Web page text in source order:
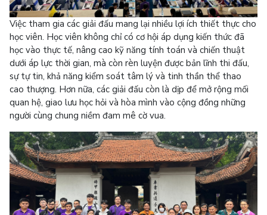
Việc tham gia các giải đấu mang lại nhiều lợi ích thiết thực cho
học viên. Học viên không chỉ có cơ hội áp dụng kiến thức đã
học vào thực tế, nâng cao kỹ năng tính toán và chiến thuật
dưới áp lực thời gian, mà còn rèn luyện được bản lĩnh thi đấu,
sự tự tin, khả năng kiểm soát tâm lý và tinh thần thể thao
cao thượng. Hơn nữa, các giải đấu còn là dịp để mở rộng mối
quan hệ, giao lưu học hỏi và hòa mình vào cộng đồng những
người cùng chung niềm đam mê cờ vua.